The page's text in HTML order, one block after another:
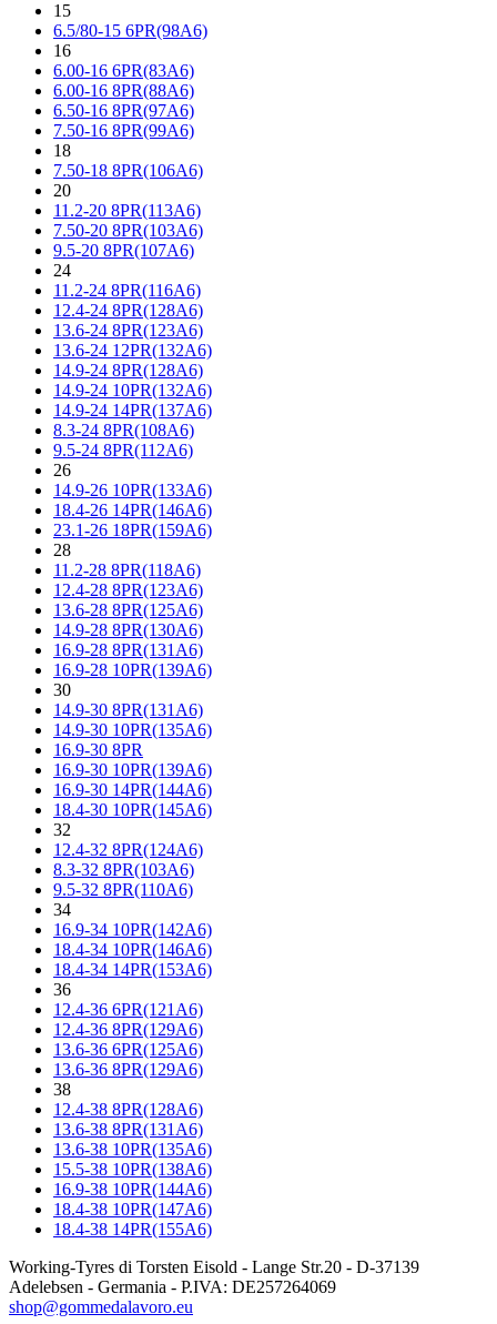
15
6.5/80-15 6PR(98A6)
16
6.00-16 6PR(83A6)
6.00-16 8PR(88A6)
6.50-16 8PR(97A6)
7.50-16 8PR(99A6)
18
7.50-18 8PR(106A6)
20
11.2-20 8PR(113A6)
7.50-20 8PR(103A6)
9.5-20 8PR(107A6)
24
11.2-24 8PR(116A6)
12.4-24 8PR(128A6)
13.6-24 8PR(123A6)
13.6-24 12PR(132A6)
14.9-24 8PR(128A6)
14.9-24 10PR(132A6)
14.9-24 14PR(137A6)
8.3-24 8PR(108A6)
9.5-24 8PR(112A6)
26
14.9-26 10PR(133A6)
18.4-26 14PR(146A6)
23.1-26 18PR(159A6)
28
11.2-28 8PR(118A6)
12.4-28 8PR(123A6)
13.6-28 8PR(125A6)
14.9-28 8PR(130A6)
16.9-28 8PR(131A6)
16.9-28 10PR(139A6)
30
14.9-30 8PR(131A6)
14.9-30 10PR(135A6)
16.9-30 8PR
16.9-30 10PR(139A6)
16.9-30 14PR(144A6)
18.4-30 10PR(145A6)
32
12.4-32 8PR(124A6)
8.3-32 8PR(103A6)
9.5-32 8PR(110A6)
34
16.9-34 10PR(142A6)
18.4-34 10PR(146A6)
18.4-34 14PR(153A6)
36
12.4-36 6PR(121A6)
12.4-36 8PR(129A6)
13.6-36 6PR(125A6)
13.6-36 8PR(129A6)
38
12.4-38 8PR(128A6)
13.6-38 8PR(131A6)
13.6-38 10PR(135A6)
15.5-38 10PR(138A6)
16.9-38 10PR(144A6)
18.4-38 10PR(147A6)
18.4-38 14PR(155A6)
Working-Tyres di Torsten Eisold - Lange Str.20 - D-37139
Adelebsen - Germania - P.IVA: DE257264069
shop@gommedalavoro.eu